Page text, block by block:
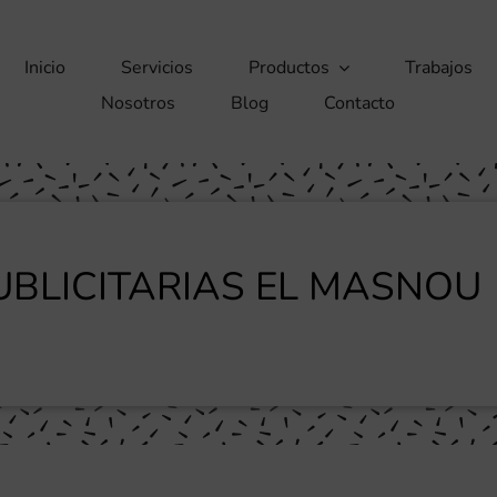
Inicio Servicios Productos
Trabajos
Nosotros
Blog Contacto
EL MASNOU